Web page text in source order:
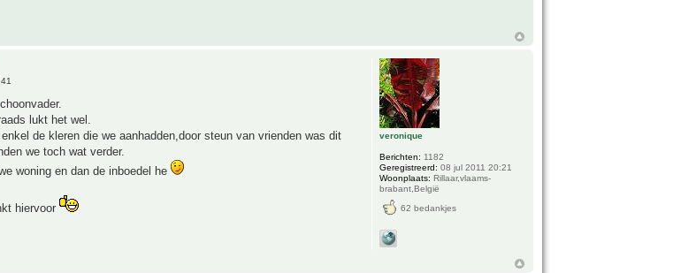
lukt het wel.
de kleren die we aanhadden,door steun van vrienden was dit
we toch wat verder.
woning en dan de inboedel he
hiervoor
veronique
Berichten: 1182
Geregistreerd: 08 jul 2011 20:21
Woonplaats: Rillaar,vlaams-
brabant,België
62 bedankjes